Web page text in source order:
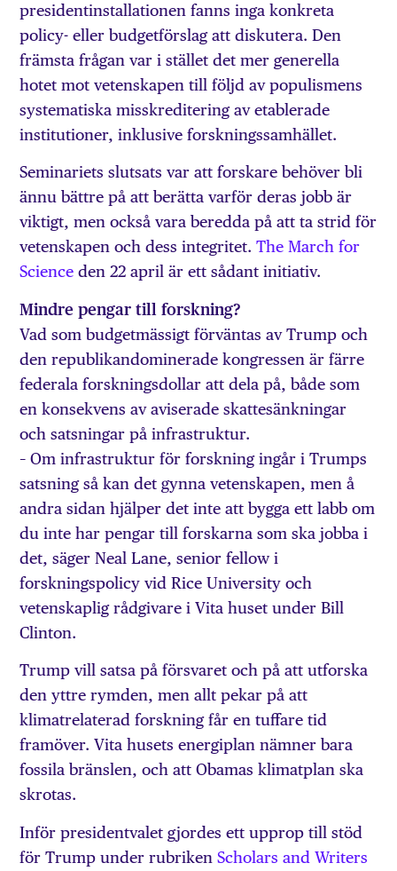
presidentinstallationen fanns inga konkreta
policy- eller budgetförslag att diskutera. Den
främsta frågan var i stället det mer generella
hotet mot vetenskapen till följd av populismens
systematiska misskreditering av etablerade
institutioner, inklusive forskningssamhället.
Seminariets slutsats var att forskare behöver bli
ännu bättre på att berätta varför deras jobb är
viktigt, men också vara beredda på att ta strid för
vetenskapen och dess integritet.The March for
Science den 22 april är ett sådant initiativ.
Mindre pengar till forskning?
Vad som budgetmässigt förväntas av Trump och
den republikandominerade kongressen är färre
federala forskningsdollar att dela på, både som
en konsekvens av aviserade skattesänkningar
och satsningar på infrastruktur.
– Om infrastruktur för forskning ingår i Trumps
satsning så kan det gynna vetenskapen, men å
andra sidan hjälper det inte att bygga ett labb om
du inte har pengar till forskarna som ska jobba i
det, säger Neal Lane, senior fellow i
forskningspolicy vid Rice University och
vetenskaplig rådgivare i Vita huset under Bill
Clinton.
Trump vill satsa på försvaret och på att utforska
den yttre rymden, men allt pekar på att
klimatrelaterad forskning får en tuffare tid
framöver. Vita husets energiplan nämner bara
fossila bränslen, och att Obamas klimatplan ska
skrotas.
Inför presidentvalet gjordes ett upprop till stöd
för Trump under rubrikenScholars and Writers